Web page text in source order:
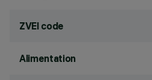
ZVEI code
Alimentation